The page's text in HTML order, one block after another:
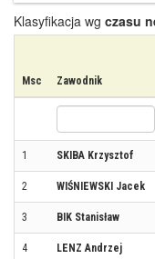
Klasyfikacja wg czasu
Msc Zawodnik
1 SKIBA Krzysztof
2 WIŚNIEWSKI Jacek
3 BIK Stanisław
4 LENZ Andrzej